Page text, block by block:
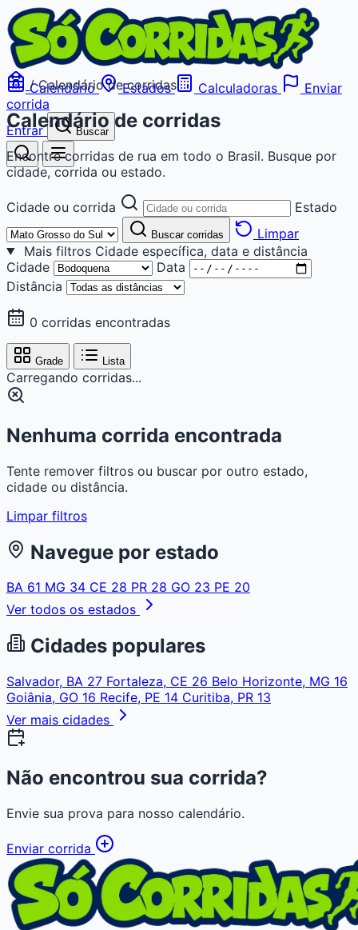
Calendário Estados Calculadoras
Enviar
corrida
Entrar
Buscar
/ Calendário de corridas
Calendário de corridas
Encontre corridas de rua em todo o Brasil. Busque por
cidade, corrida ou estado.
Cidade ou corrida Estado
Buscar corridas
Limpar
Mais filtros Cidade específica, data e distância
Cidade
Data
Distância
0 corridas encontradas
Grade Lista
Carregando corridas...
Nenhuma corrida encontrada
Tente remover filtros ou buscar por outro estado,
cidade ou distância.
Limpar filtros
Navegue por estado
BA 61 MG 34 CE 28 PR 28 GO 23 PE 20
Ver todos os estados
Cidades populares
Salvador, BA 27 Fortaleza, CE 26 Belo Horizonte, MG 16
Goiânia, GO 16 Recife, PE 14 Curitiba, PR 13
Ver mais cidades
Não encontrou sua corrida?
Envie sua prova para nosso calendário.
Enviar corrida